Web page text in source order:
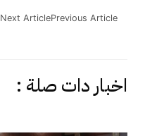
Previous Article
Next Article
اخبار دات صلة :